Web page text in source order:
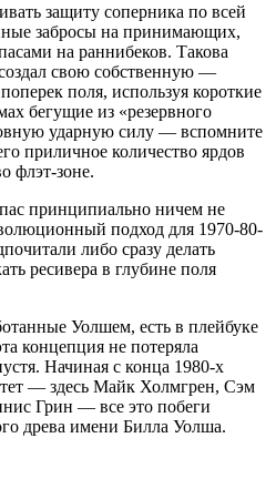
защиту соперника по всей
забросы на принимающих,
на раннибеков. Такова
свою собственную —
поля, используя короткие
бегущие из «резервного
ударную силу — вспомните
приличное количество ярдов
флэт-зоне.
принципиально ничем не
подход для 1970-80-
либо сразу делать
ресивера в глубине поля
Уолшем, есть в плейбуке
концепция не потеряла
Начиная с конца 1980-х
— здесь Майк Холмгрен, Сэм
Грин — все это побеги
древа имени Билла Уолша.